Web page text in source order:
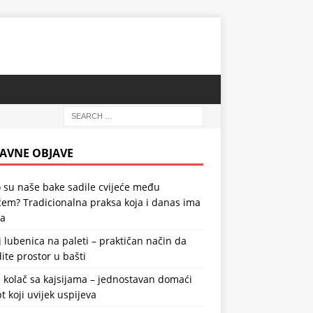
OBJAVE
su naše bake sadile cvijeće među
Tradicionalna praksa koja i danas ima
lubenica na paleti – praktičan način da
prostor u bašti
kolač sa kajsijama – jednostavan domaći
koji uvijek uspijeva